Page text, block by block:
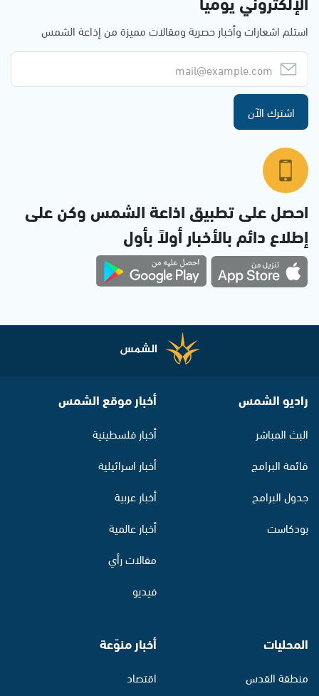
استلم اشعارات وأخبار حصرية ومقالات مميزة من إذاعة الشمس
اشترك الآن
احصل على تطبيق اذاعة الشمس وكن على
إطلاع دائم بالأخبار أولاً بأول
راديو الشمس
البث المباشر
قائمة البرامج
جدول البرامج
بودكاست
أخبار موقع الشمس
أخبار فلسطينية
أخبار اسرائيلية
أخبار عربية
أخبار عالمية
مقالات رأي
فيديو
المحليات
منطقة القدس
أخبار منوّعة
اقتصاد